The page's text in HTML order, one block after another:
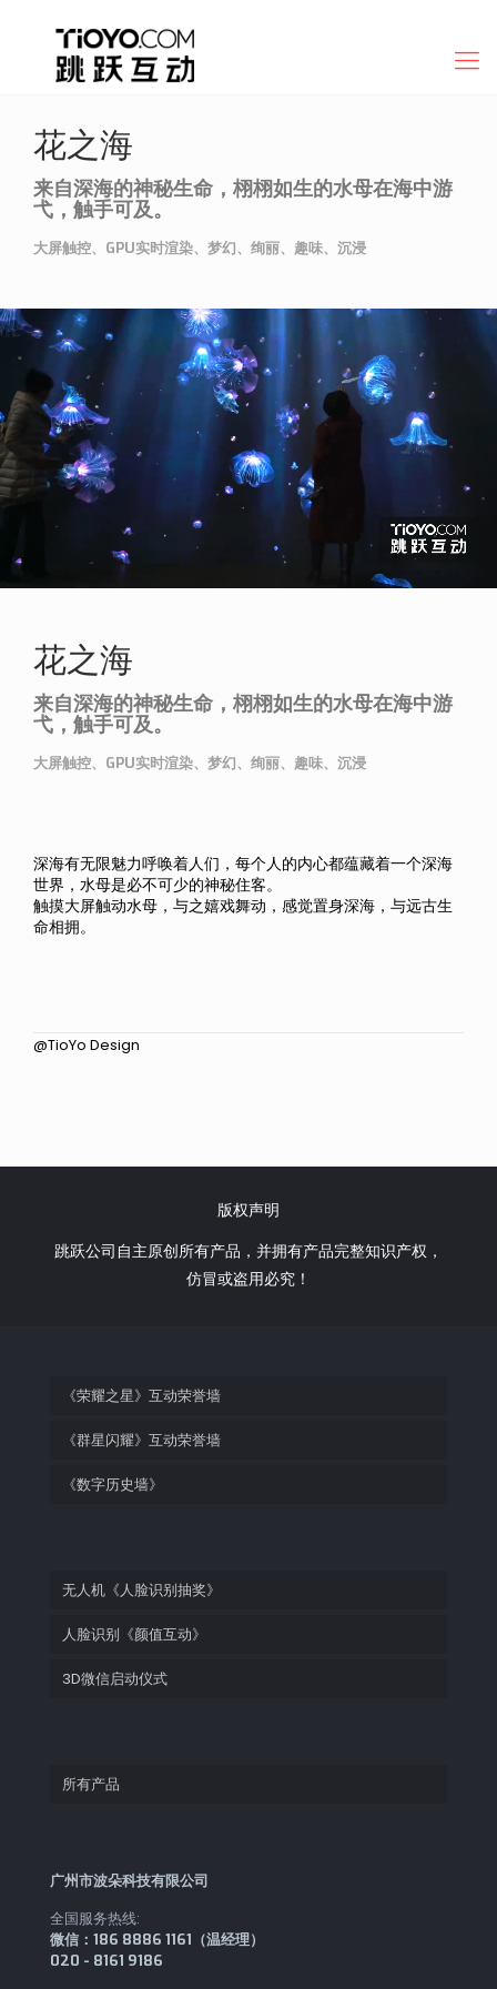
花之海
来自深海的神秘生命，栩栩如生的水母在海中游
弋，触手可及。
大屏触控、GPU实时渲染、梦幻、绚丽、趣味、沉浸
花之海
来自深海的神秘生命，栩栩如生的水母在海中游
弋，触手可及。
大屏触控、GPU实时渲染、梦幻、绚丽、趣味、沉浸
深海有无限魅力呼唤着人们，每个人的内心都蕴藏着一个深海
世界，水母是必不可少的神秘住客。
触摸大屏触动水母，与之嬉戏舞动，感觉置身深海，与远古生
命相拥。
@TioYo Design
版权声明
跳跃公司自主原创所有产品，并拥有产品完整知识产权，
仿冒或盗用必究！
《荣耀之星》互动荣誉墙
《群星闪耀》互动荣誉墙
《数字历史墙》
无人机《人脸识别抽奖》
人脸识别《颜值互动》
3D微信启动仪式
所有产品
广州市波朵科技有限公司
全国服务热线:
微信：186 8886 1161（温经理）
020 - 8161 9186